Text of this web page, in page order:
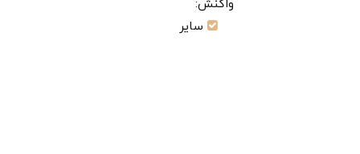
واکنش:
سایر